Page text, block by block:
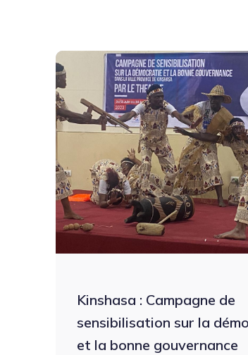
Kinshasa : Campagne de
sensibilisation sur la
et la bonne gouvernance